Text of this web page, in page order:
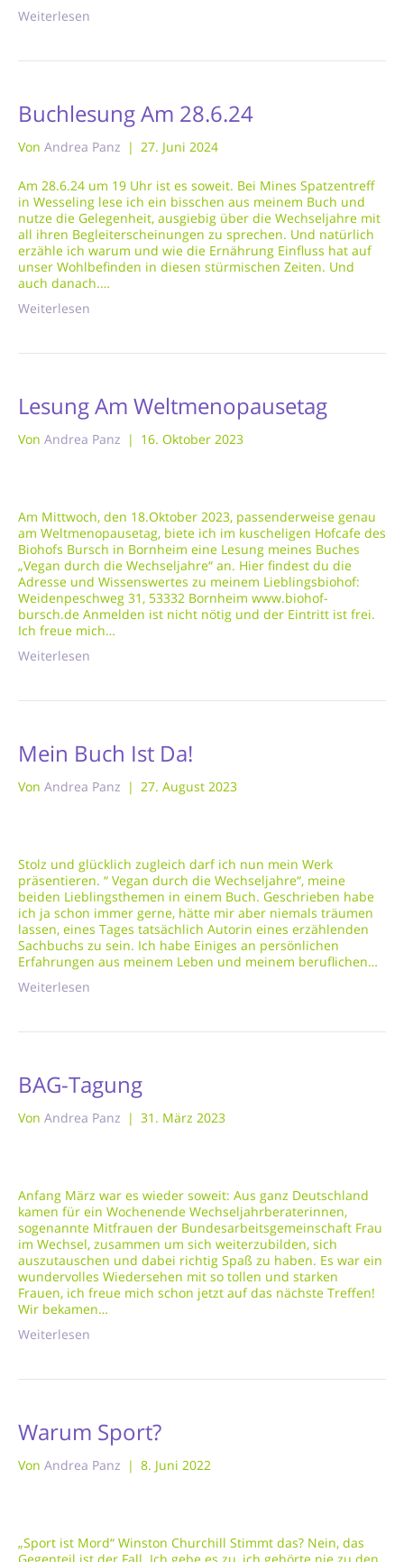
Weiterlesen
Buchlesung Am 28.6.24
Von Andrea Panz | 27. Juni 2024
Am 28.6.24 um 19 Uhr ist es soweit. Bei Mines Spatzentreff
in Wesseling lese ich ein bisschen aus meinem Buch und
nutze die Gelegenheit, ausgiebig über die Wechseljahre mit
all ihren Begleiterscheinungen zu sprechen. Und natürlich
erzähle ich warum und wie die Ernährung Einfluss hat auf
unser Wohlbefinden in diesen stürmischen Zeiten. Und
auch danach.…
Weiterlesen
Lesung Am Weltmenopausetag
Von Andrea Panz | 16. Oktober 2023
Am Mittwoch, den 18.Oktober 2023, passenderweise genau
am Weltmenopausetag, biete ich im kuscheligen Hofcafe des
Biohofs Bursch in Bornheim eine Lesung meines Buches
„Vegan durch die Wechseljahre“ an. Hier findest du die
Adresse und Wissenswertes zu meinem Lieblingsbiohof:
Weidenpeschweg 31, 53332 Bornheim www.biohof-
bursch.de Anmelden ist nicht nötig und der Eintritt ist frei.
Ich freue mich…
Weiterlesen
Mein Buch Ist Da!
Von Andrea Panz | 27. August 2023
Stolz und glücklich zugleich darf ich nun mein Werk
präsentieren. “ Vegan durch die Wechseljahre“, meine
beiden Lieblingsthemen in einem Buch. Geschrieben habe
ich ja schon immer gerne, hätte mir aber niemals träumen
lassen, eines Tages tatsächlich Autorin eines erzählenden
Sachbuchs zu sein. Ich habe Einiges an persönlichen
Erfahrungen aus meinem Leben und meinem beruflichen…
Weiterlesen
BAG-Tagung
Von Andrea Panz | 31. März 2023
Anfang März war es wieder soweit: Aus ganz Deutschland
kamen für ein Wochenende Wechseljahrberaterinnen,
sogenannte Mitfrauen der Bundesarbeitsgemeinschaft Frau
im Wechsel, zusammen um sich weiterzubilden, sich
auszutauschen und dabei richtig Spaß zu haben. Es war ein
wundervolles Wiedersehen mit so tollen und starken
Frauen, ich freue mich schon jetzt auf das nächste Treffen!
Wir bekamen…
Weiterlesen
Warum Sport?
Von Andrea Panz | 8. Juni 2022
„Sport ist Mord“ Winston Churchill Stimmt das? Nein, das